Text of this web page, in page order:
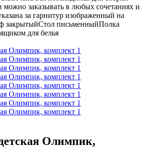
заказывать в любых сочетаниях и
за гарнитур изображенный на
закрытыйСтол письменныйПолка
для белья
Олимпик,